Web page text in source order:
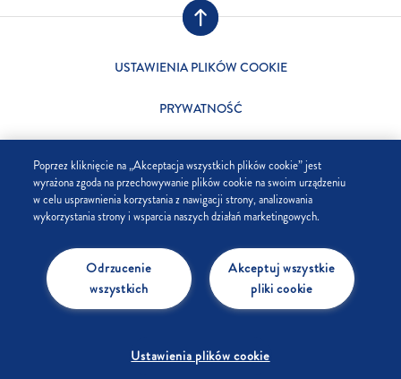
USTAWIENIA PLIKÓW COOKIE
PRYWATNOŚĆ
FIRMA
KONTAKT
Poprzez kliknięcie na „Akceptacja wszystkich plików cookie” jest
wyrażona zgoda na przechowywanie plików cookie na swoim urządzeniu
w celu usprawnienia korzystania z nawigacji strony, analizowania
wykorzystania strony i wsparcia naszych działań marketingowych.
Akceptuj wszystkie
pliki cookie
Odrzucenie
wszystkich
Ustawienia plików cookie